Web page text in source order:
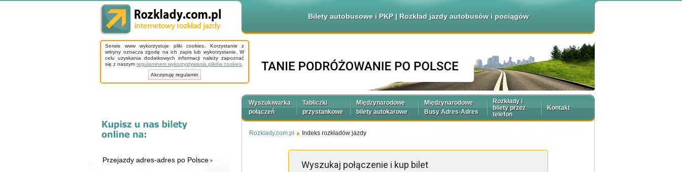
Bilety autobusowe i PKP | Rozkład jazdy autobusów i pociągów
Serwis www wykorzystuje pliki cookies. Korzystanie z
witryny oznacza zgodę na ich zapis lub wykorzystanie. W
celu uzyskania dodatkowych informacji należy zapoznać
się z naszym regulaminem wykorzystywania plików cookies
Akceptuję regulamin
Przejazdy adres-adres po Polsce
Wyszukiwarka
połączeń
Tabliczki
przystankowe
Międzynarodowe
bilety autokarowe
Międzynarodowe
Busy Adres-Adres
Rozkłady i
bilety przez
telefon
Kontakt
Rozklady.com.pl Indeks rozkładów jazdy
Wyszukaj połączenie i kup bilet